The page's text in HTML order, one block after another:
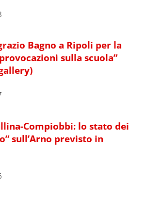
Bagno a Ripoli per la
sulla scuola”
Compiobbi: lo stato dei
sull’Arno previsto in